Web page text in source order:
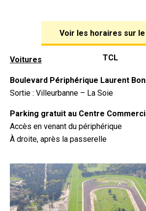
Voir les horaires sur
TCL
Voitures
Boulevard Périphérique Laurent
Sortie : Villeurbanne – La Soie
Parking gratuit au Centre
Accès en venant du périphérique
À droite, après la passerelle